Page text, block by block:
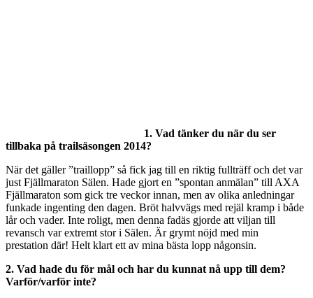
1. Vad tänker du när du ser
tillbaka på trailsäsongen 2014?
När det gäller ”traillopp” så fick jag till en riktig fullträff och det var
just Fjällmaraton Sälen. Hade gjort en ”spontan anmälan” till AXA
Fjällmaraton som gick tre veckor innan, men av olika anledningar
funkade ingenting den dagen. Bröt halvvägs med rejäl kramp i både
lår och vader. Inte roligt, men denna fadäs gjorde att viljan till
revansch var extremt stor i Sälen. Är grymt nöjd med min
prestation där! Helt klart ett av mina bästa lopp någonsin.
2. Vad hade du för mål och har du kunnat nå upp till dem?
Varför/varför inte?